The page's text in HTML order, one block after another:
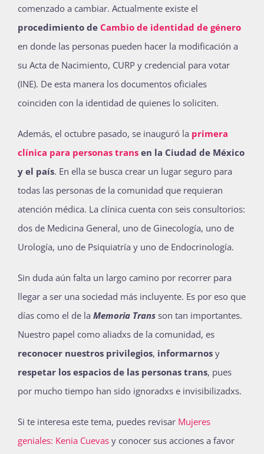
comenzado a cambiar. Actualmente existe el
procedimiento de Cambio de identidad de género
en donde las personas pueden hacer la modificación a
su Acta de Nacimiento, CURP y credencial para votar
(INE). De esta manera los documentos oficiales
coinciden con la identidad de quienes lo soliciten.
Además, el octubre pasado, se inauguró la primera
clínica para personas trans en la Ciudad de México
y el país. En ella se busca crear un lugar seguro para
todas las personas de la comunidad que requieran
atención médica. La clínica cuenta con seis consultorios:
dos de Medicina General, uno de Ginecología, uno de
Urología, uno de Psiquiatría y uno de Endocrinología.
Sin duda aún falta un largo camino por recorrer para
llegar a ser una sociedad más incluyente. Es por eso que
días como el de la Memoria Trans son tan importantes.
Nuestro papel como aliadxs de la comunidad, es
reconocer nuestros privilegios, informarnos y
respetar los espacios de las personas trans, pues
por mucho tiempo han sido ignoradxs e invisibilizadxs.
Si te interesa este tema, puedes revisar Mujeres
geniales: Kenia Cuevas y conocer sus acciones a favor